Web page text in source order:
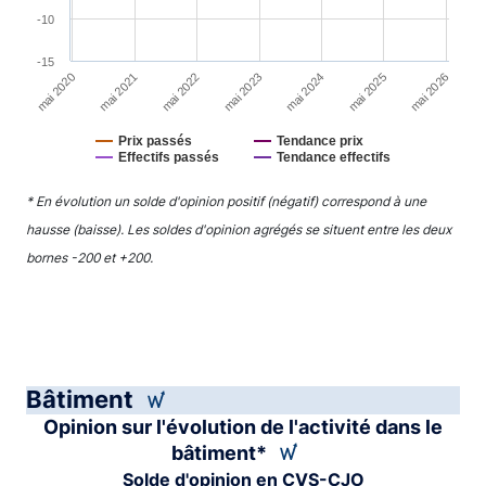
Prix passés
Tendance prix
Effectifs passés
Tendance effectifs
mai 2020 mai 2021 mai 2022 mai 2023 mai 2024 mai 2025 mai 2026
-15
-10
End of interactive chart.
* En évolution un solde d'opinion positif (négatif) correspond à une
hausse (baisse). Les soldes d'opinion agrégés se situent entre les deux
bornes -200 et +200.
Bâtiment
Opinion sur l'évolution de l'activité dans le
bâtiment*
Solde d'opinion en CVS-CJO